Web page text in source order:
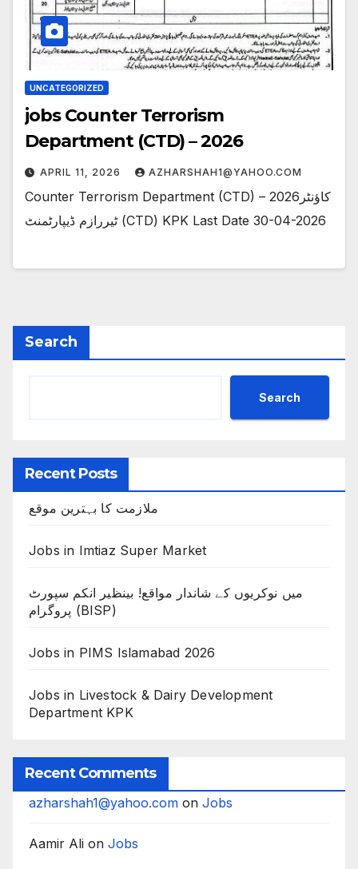
UNCATEGORIZED
jobs Counter Terrorism
Department (CTD) – 2026
APRIL 11, 2026 AZHARSHAH1@YAHOO.COM
Counter Terrorism Department (CTD) – 2026کاؤنٹر
ٹیررازم ڈیپارٹمنٹ (CTD) KPK Last Date 30-04-2026
Search
Search
Recent Posts
ملازمت کا بہترین موقع
Jobs in Imtiaz Super Market
میں نوکریوں کے شاندار مواقع! بینظیر انکم سپورٹ
پروگرام (BISP)
Jobs in PIMS Islamabad 2026
Jobs in Livestock & Dairy Development
Department KPK
Recent Comments
azharshah1@yahoo.com on Jobs
Aamir Ali on Jobs